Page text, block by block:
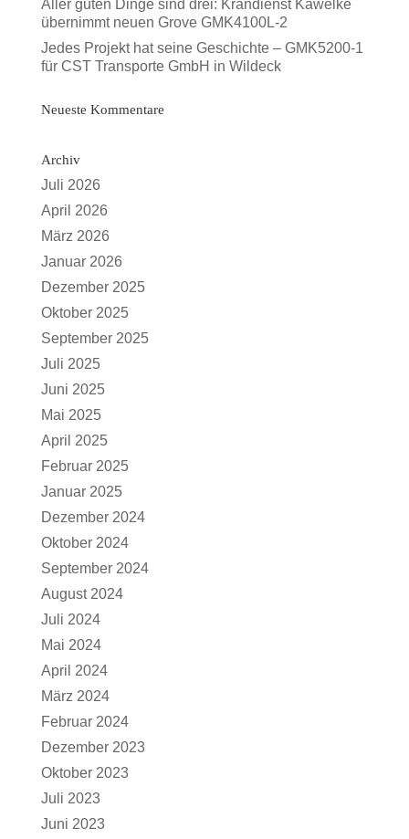
Aller guten Dinge sind drei: Krandienst Kawelke
übernimmt neuen Grove GMK4100L-2
Jedes Projekt hat seine Geschichte – GMK5200-1
für CST Transporte GmbH in Wildeck
Neueste Kommentare
Archiv
Juli 2026
April 2026
März 2026
Januar 2026
Dezember 2025
Oktober 2025
September 2025
Juli 2025
Juni 2025
Mai 2025
April 2025
Februar 2025
Januar 2025
Dezember 2024
Oktober 2024
September 2024
August 2024
Juli 2024
Mai 2024
April 2024
März 2024
Februar 2024
Dezember 2023
Oktober 2023
Juli 2023
Juni 2023